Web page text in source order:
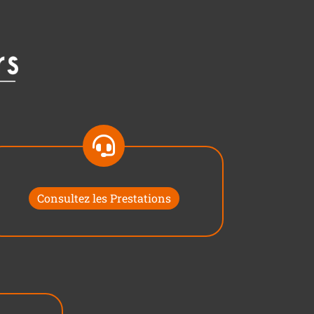
Consultez les Prestations